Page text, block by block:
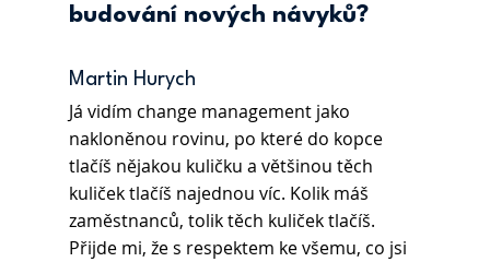
budování nových návyků?
Martin Hurych
Já vidím change management jako
nakloněnou rovinu, po které do kopce
tlačíš nějakou kuličku a většinou těch
kuliček tlačíš najednou víc. Kolik máš
zaměstnanců, tolik těch kuliček tlačíš.
Přijde mi, že s respektem ke všemu, co jsi